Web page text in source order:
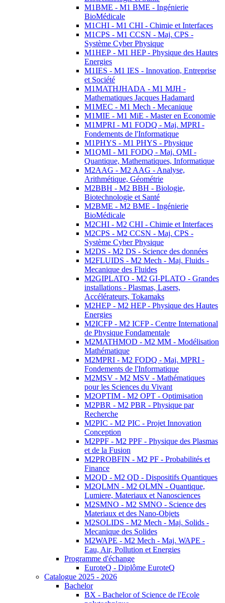
M1BME - M1 BME - Ingénierie
BioMédicale
M1CHI - M1 CHI - Chimie et Interfaces
M1CPS - M1 CCSN - Maj. CPS -
Système Cyber Physique
M1HEP - M1 HEP - Physique des Hautes
Energies
M1IES - M1 IES - Innovation, Entreprise
et Société
M1MATHJHADA - M1 MJH -
Mathematiques Jacques Hadamard
M1MEC - M1 Mech - Mecanique
M1MIE - M1 MiE - Master en Economie
M1MPRI - M1 FODQ - Maj. MPRI -
Fondements de l'Informatique
M1PHYS - M1 PHYS - Physique
M1QMI - M1 FODQ - Maj. QMI -
Quantique, Mathematiques, Informatique
M2AAG - M2 AAG - Analyse,
Arithmétique, Géométrie
M2BBH - M2 BBH - Biologie,
Biotechnologie et Santé
M2BME - M2 BME - Ingénierie
BioMédicale
M2CHI - M2 CHI - Chimie et Interfaces
M2CPS - M2 CCSN - Maj. CPS -
Système Cyber Physique
M2DS - M2 DS - Science des données
M2FLUIDS - M2 Mech - Maj. Fluids -
Mecanique des Fluides
M2GIPLATO - M2 GI-PLATO - Grandes
installations - Plasmas, Lasers,
Accélérateurs, Tokamaks
M2HEP - M2 HEP - Physique des Hautes
Energies
M2ICFP - M2 ICFP - Centre International
de Physique Fondamentale
M2MATHMOD - M2 MM - Modélisation
Mathématique
M2MPRI - M2 FODQ - Maj. MPRI -
Fondements de l'Informatique
M2MSV - M2 MSV - Mathématiques
pour les Sciences du Vivant
M2OPTIM - M2 OPT - Optimisation
M2PBR - M2 PBR - Physique par
Recherche
M2PIC - M2 PIC - Projet Innovation
Conception
M2PPF - M2 PPF - Physique des Plasmas
et de la Fusion
M2PROBFIN - M2 PF - Probabilités et
Finance
M2QD - M2 QD - Dispositifs Quantiques
M2QLMN - M2 QLMN - Quantique,
Lumiere, Materiaux et Nanosciences
M2SMNO - M2 SMNO - Science des
Materiaux et des Nano-Objets
M2SOLIDS - M2 Mech - Maj. Solids -
Mecanique des Solides
M2WAPE - M2 Mech - Maj. WAPE -
Eau, Air, Pollution et Energies
Programme d'échange
EuroteQ - Diplôme EuroteQ
Catalogue 2025 - 2026
Bachelor
BX - Bachelor of Science de l'Ecole